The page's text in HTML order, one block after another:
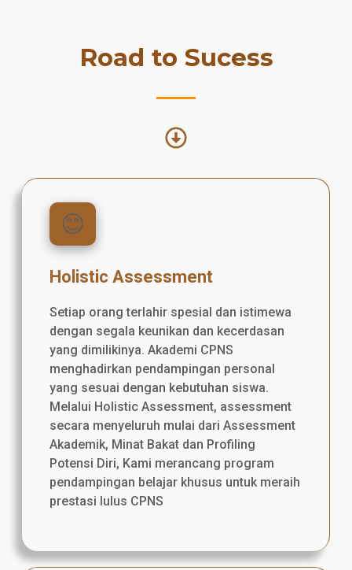
Road to Sucess
😊
Holistic Assessment
Setiap orang terlahir spesial dan istimewa
dengan segala keunikan dan kecerdasan
yang dimilikinya. Akademi CPNS
menghadirkan pendampingan personal
yang sesuai dengan kebutuhan siswa.
Melalui Holistic Assessment, assessment
secara menyeluruh mulai dari Assessment
Akademik, Minat Bakat dan Profiling
Potensi Diri, Kami merancang program
pendampingan belajar khusus untuk meraih
prestasi lulus CPNS